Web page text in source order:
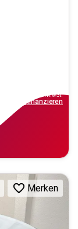
inkl.MwSt.
finanzieren
Merken